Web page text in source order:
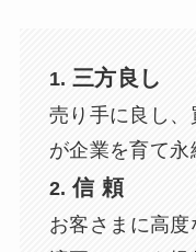
1. 三方良し
売り手に良し、
が企業を育て永
2.信 頼
お客さまに高